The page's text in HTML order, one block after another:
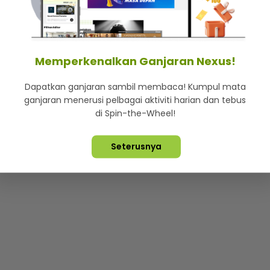
Lebih hot, viral dan sensasi
Terpelihara © 2026. Star Media Group Berhad [197101000523
Memperkenalkan Ganjaran Nexus!
Dapatkan ganjaran sambil membaca! Kumpul mata
ganjaran menerusi pelbagai aktiviti harian dan tebus
di Spin-the-Wheel!
Seterusnya